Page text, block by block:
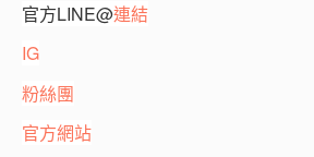
官方LINE@連結
IG
粉絲團
官方網站